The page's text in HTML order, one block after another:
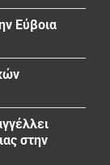
Εύβοια
στην